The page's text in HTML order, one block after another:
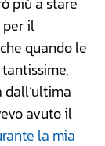
il
quando le
dall’ultima
avuto il
la mia